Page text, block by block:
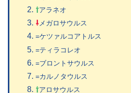
⇧アラネオ
⇩ メガロサウルス
=ケツァルコアトルス
=ティラコレオ
=ブロントサウルス
=カルノタウルス
⇧アロサウルス